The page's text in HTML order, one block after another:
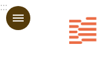
跳到主要內容區塊
:::